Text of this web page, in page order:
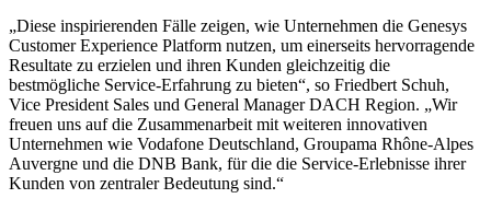
„Diese inspirierenden Fälle zeigen, wie Unternehmen die Genesys
Customer Experience Platform nutzen, um einerseits hervorragende
Resultate zu erzielen und ihren Kunden gleichzeitig die
bestmögliche Service-Erfahrung zu bieten“, so Friedbert Schuh,
Vice President Sales und General Manager DACH Region. „Wir
freuen uns auf die Zusammenarbeit mit weiteren innovativen
Unternehmen wie Vodafone Deutschland, Groupama Rhône-Alpes
Auvergne und die DNB Bank, für die die Service-Erlebnisse ihrer
Kunden von zentraler Bedeutung sind.“